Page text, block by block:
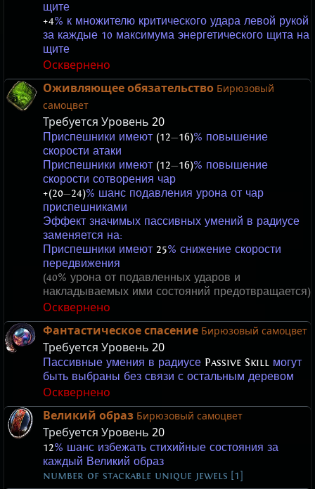
щите
+4% к множителю критического удара левой рукой
за каждые 10 максимума энергетического щита на
щите
Осквернено
Оживляющее обязательство Бирюзовый
самоцвет
Требуется Уровень 20
Приспешники имеют (12—16)% повышение
скорости атаки
Приспешники имеют (12—16)% повышение
скорости сотворения чар
+(20—24)% шанс подавления урона от чар
приспешниками
Эффект значимых пассивных умений в радиусе
заменяется на:
Приспешники имеют 25% снижение скорости
передвижения
(40% урона от подавленных ударов и
накладываемых ими состояний предотвращается)
Осквернено
Фантастическое спасение Бирюзовый самоцвет
Требуется Уровень 20
Пассивные умения в радиусе Passive Skill могут
быть выбраны без связи с остальным деревом
Осквернено
Великий образ Бирюзовый самоцвет
Требуется Уровень 20
12% шанс избежать стихийные состояния за
каждый Великий образ
number of stackable unique jewels [1]